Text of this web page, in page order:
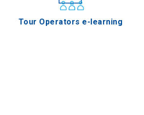
Tour Operators e-learning